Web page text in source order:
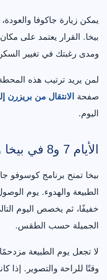
يمكن زيارة جاكوفا
بيخا. القرار يعتمد على
ومدى رغبتك في تغيير
لمن يريد ترتيب هذه
صفحة
الانتقال من بريزرن
اليوم.
الأيام 7 و8 في بيخا والطبيعة
بيخا تمنح برنامج كوسوفو
الطبيعة والهدوء. يوم
خفيفًا، ثم يخصص اليوم
الجميلة حسب الطقس.
لا تجعل يوم الطبيعة
وقتًا للراحة والتصوير. إذا